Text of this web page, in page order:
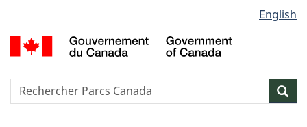
au
contenu
« Au
du
la
HTML
de
la
langue
English
Reserche